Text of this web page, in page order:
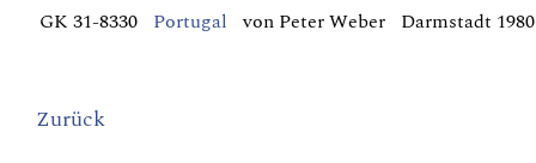
GK 31-8330 Portugal von Peter Weber Darmstadt 1980
Zurück